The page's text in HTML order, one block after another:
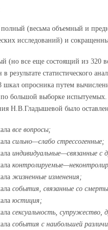
(весьма объемный и
исследований) и
(но все еще состоящий из 320
результате статистического
шкал опросника путем
большой выборке
Н.В.Гладышевой было
все вопросы;
сильно—слабо стрессогенные;
индивидуальные—связанные с
жизненные изменения;
события, связанные со
юстиция;
сексуальность, супружество,
события с наибольшей